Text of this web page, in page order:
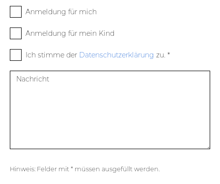
Anmeldung für mich
Anmeldung für mein Kind
Ich stimme der Datenschutzerklärung zu. *
Nachricht
Hinweis: Felder mit * müssen ausgefüllt werden.